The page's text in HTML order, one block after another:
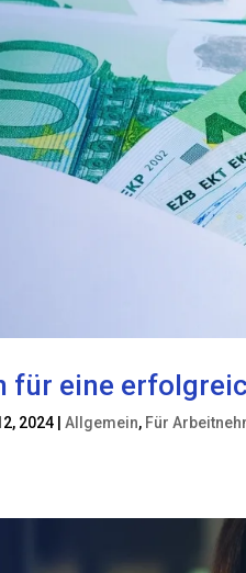
für eine
2024 |Allgemein, Für